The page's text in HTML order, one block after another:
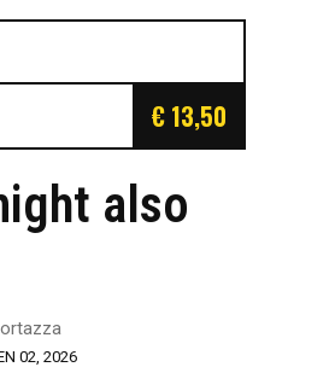
€ 13,50
also
02, 2026